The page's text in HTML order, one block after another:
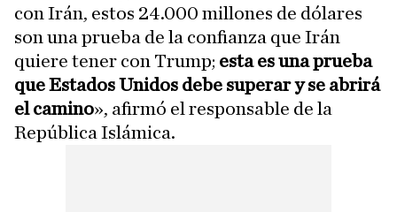
con Irán, estos 24.000 millones de dólares
son una prueba de la confianza que Irán
quiere tener con Trump; esta es una prueba
que Estados Unidos debe superar y se abrirá
el camino», afirmó el responsable de la
República Islámica.